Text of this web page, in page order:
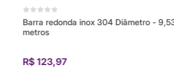
Barra redonda inox 304 Diâmetro - 9,53 mm 6
R$ 123,97